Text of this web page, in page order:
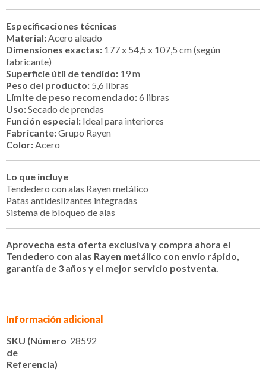
Especificaciones técnicas
Material:Acero aleado
Dimensiones exactas: 177 x 54,5 x 107,5 cm (según
fabricante)
Superficie útil de tendido: 19 m
Peso del producto: 5,6 libras
Límite de peso recomendado:6 libras
Uso:Secado de prendas
Función especial: Ideal para interiores
Fabricante:Grupo Rayen
Color:Acero
Lo que incluye
Tendedero con alas Rayen metálico
Patas antideslizantes integradas
Sistema de bloqueo de alas
Aprovecha esta oferta exclusiva y compra ahora el
Tendedero con alas Rayen metálico con envío rápido,
garantía de 3 años y el mejor servicio postventa.
Información adicional
SKU (Número
de
Referencia)
28592